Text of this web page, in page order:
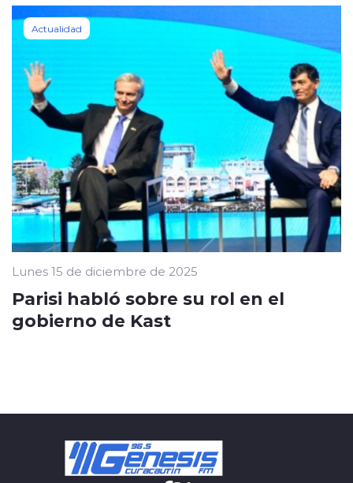
Actualidad
Lunes 15 de diciembre de 2025
Parisi habló sobre su rol en el
gobierno de Kast